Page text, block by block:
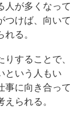
人が多くなって
つけば、向いて
る。
することで、
という人もい
事に向き合って
られる。